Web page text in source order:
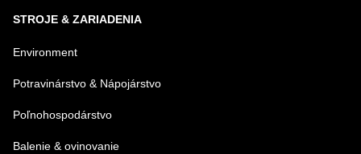
STROJE & ZARIADENIA
Environment
Potravinárstvo & Nápojárstvo
Poľnohospodárstvo
Balenie & ovinovanie